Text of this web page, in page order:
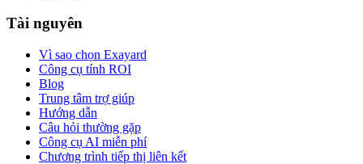
Tài nguyên
Vì sao chọn Exayard
Công cụ tính ROI
Blog
Trung tâm trợ giúp
Hướng dẫn
Câu hỏi thường gặp
Công cụ AI miễn phí
Chương trình tiếp thị liên kết